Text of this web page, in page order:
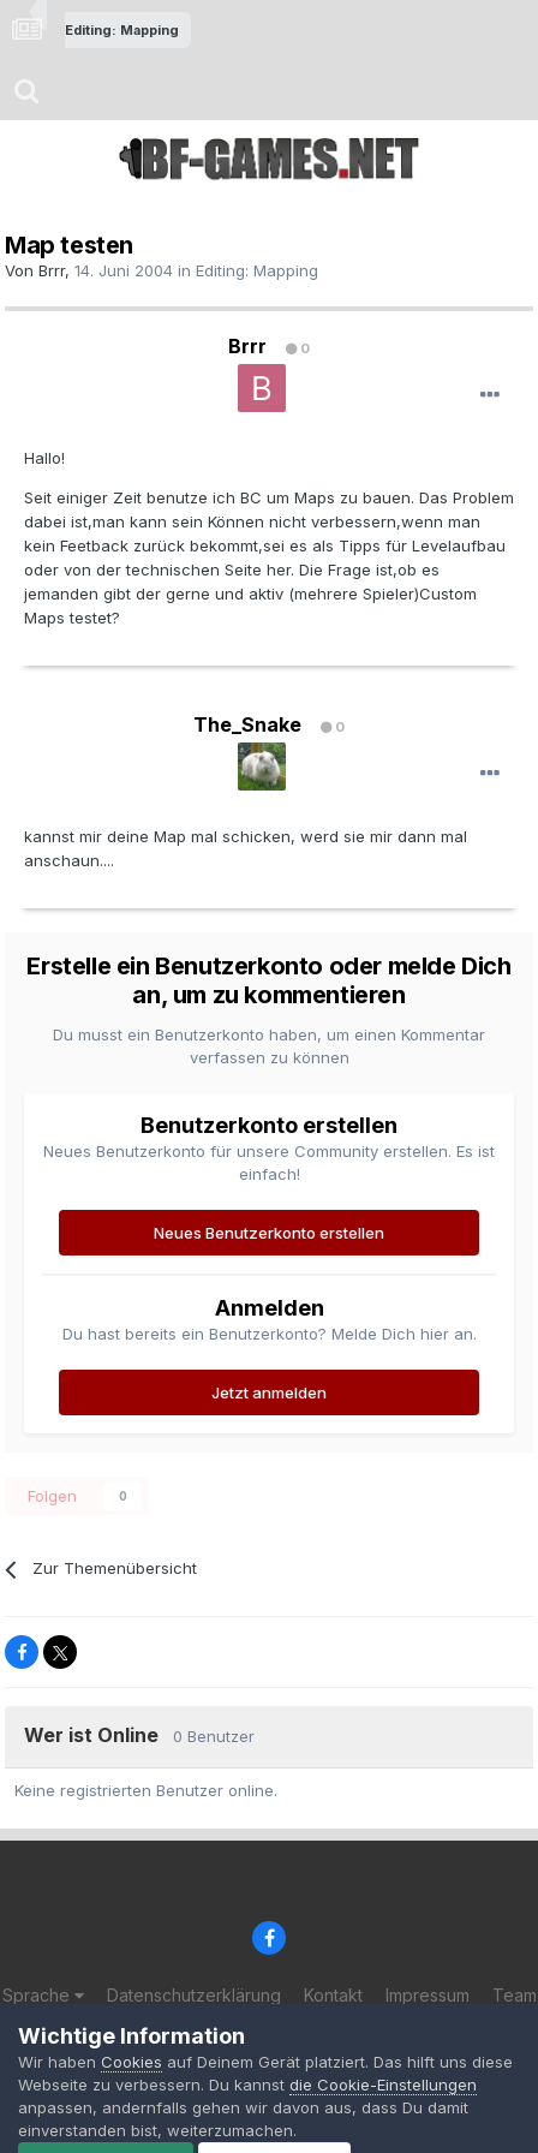
Editing: Mapping
Map testen
Von Brrr, 14. Juni 2004 in Editing: Mapping
Brrr 0
Hallo!
Seit einiger Zeit benutze ich BC um Maps zu bauen. Das Problem
dabei ist,man kann sein Können nicht verbessern,wenn man
kein Feetback zurück bekommt,sei es als Tipps für Levelaufbau
oder von der technischen Seite her. Die Frage ist,ob es
jemanden gibt der gerne und aktiv (mehrere Spieler)Custom
Maps testet?
The_Snake 0
kannst mir deine Map mal schicken, werd sie mir dann mal
anschaun....
Erstelle ein Benutzerkonto oder melde Dich
an, um zu kommentieren
Du musst ein Benutzerkonto haben, um einen Kommentar
verfassen zu können
Benutzerkonto erstellen
Neues Benutzerkonto für unsere Community erstellen. Es ist
einfach!
Neues Benutzerkonto erstellen
Anmelden
Du hast bereits ein Benutzerkonto? Melde Dich hier an.
Jetzt anmelden
Folgen 0
Zur Themenübersicht
Wer ist Online 0 Benutzer
Keine registrierten Benutzer online.
Sprache Datenschutzerklärung Kontakt Impressum Team
© 2002-2025 BF-Games.net
Powered by Invision Community
Wichtige Information
Wir haben Cookies auf Deinem Gerät platziert. Das hilft uns diese
Webseite zu verbessern. Du kannst die Cookie-Einstellungen
anpassen, andernfalls gehen wir davon aus, dass Du damit
einverstanden bist, weiterzumachen.